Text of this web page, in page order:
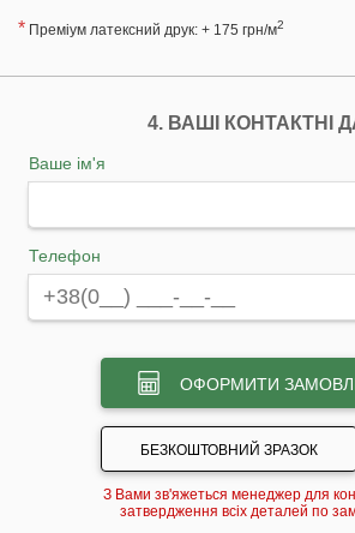
* Преміум латексний друк: + 175 грн/м2
4. ВАШІ КОНТАКТНІ
Ваше ім'я
Телефон
ОФОРМИТИ
БЕЗКОШТОВНИЙ ЗРАЗОК
З Вами зв'яжеться менеджер для
затвердження всіх деталей по